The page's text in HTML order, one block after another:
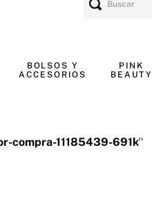
BOLSOS Y
ACCESORIOS
PINK
BEAUTY
compra-11185439-691k"